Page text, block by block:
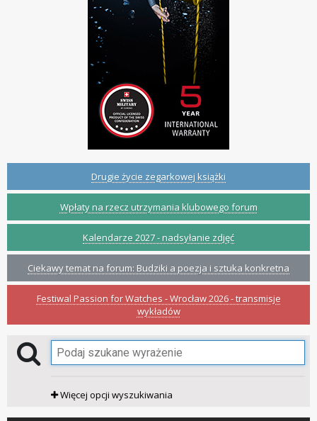
Drugie życie zegarkowej książki
Wpłaty na rzecz utrzymania klubowego forum
Kalendarze 2027 - nadsyłanie zdjęć
Ciekawy temat na forum: Budziki a poezja i sztuka konkretna
Festiwal Passion for Watches - Wrocław 2026 - transmisje
wykładów
Więcej opcji wyszukiwania